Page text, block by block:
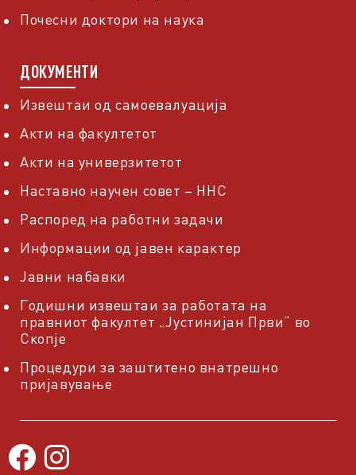
Почесни доктори на наука
ДОКУМЕНТИ
Извештаи од самоевалуација
Акти на факултетот
Акти на универзитетот
Наставно научен совет – ННС
Распоред на работни задачи
Информации од јавен карактер
Јавни набавки
Годишни извештаи за работата на
правниот факултет „Јустинијан Први“ во
Скопје
Процедури за заштитено внатрешно
пријавување